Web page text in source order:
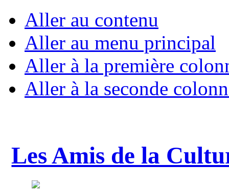
Aller au contenu
Aller au menu principal
Aller à la première
Aller à la seconde
Les Amis de la